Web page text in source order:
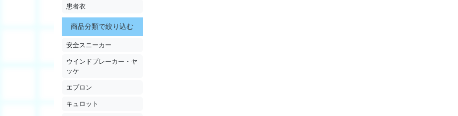
患者衣
商品分類で絞り込む
安全スニーカー
ウインドブレーカー・ヤ
ッケ
エプロン
キュロット